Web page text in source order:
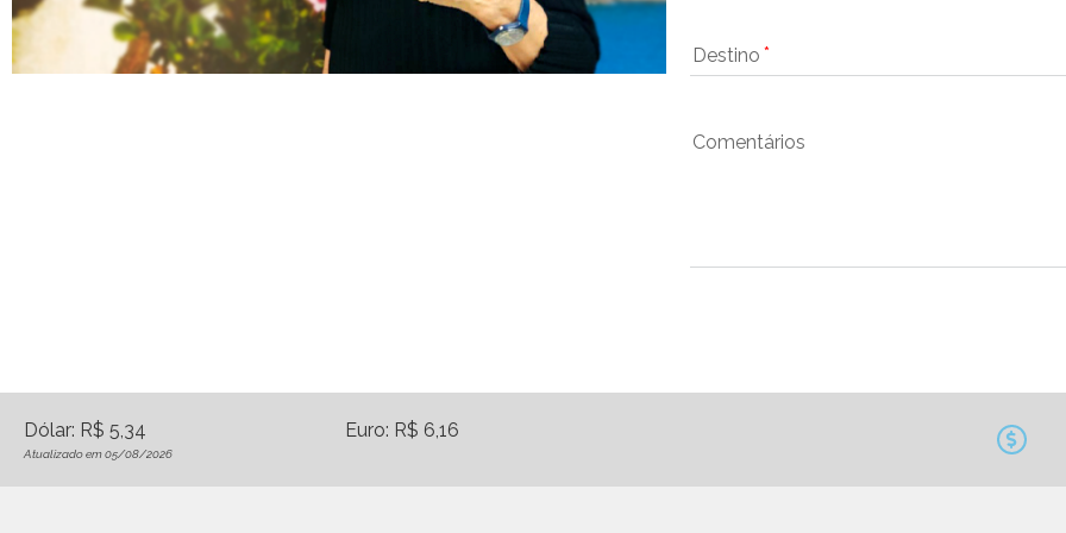
Destino
Comentários
Dólar: R$ 5,34 Euro: R$ 6,16
Atualizado em 05/08/2026